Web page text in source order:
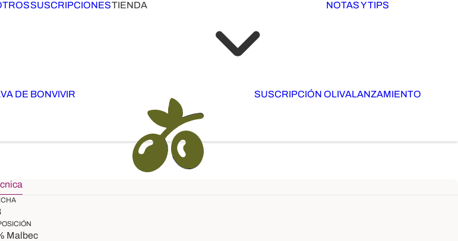
SUSCRIPCIONESTIENDA NOTAS Y TIPS
DE BONVIVIR SUSCRIPCIÓN OLIVALANZAMIENTO
Malbec